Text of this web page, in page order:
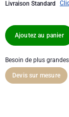
Lanson
Moët &
Neuhaus
Cadeaux du
Félicitations
Cadeaux
Gift.be carte
Cartes
Livraison Standard
Ajoutez au panier
Besoin de plus
Devis sur mesure